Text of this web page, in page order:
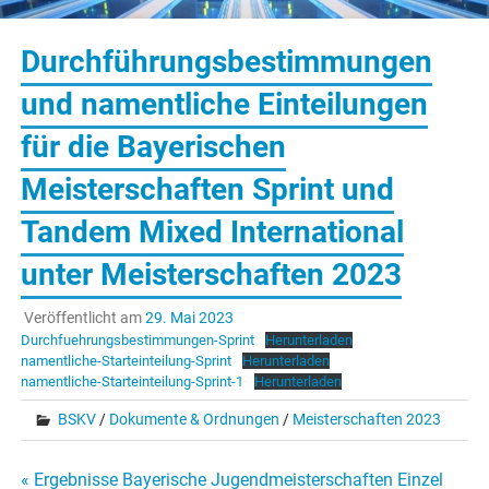
Durchführungsbestimmungen
und namentliche Einteilungen
für die Bayerischen
Meisterschaften Sprint und
Tandem Mixed International
unter Meisterschaften 2023
Veröffentlicht am29. Mai 2023
Durchfuehrungsbestimmungen-Sprint
Herunterladen
namentliche-Starteinteilung-Sprint
Herunterladen
namentliche-Starteinteilung-Sprint-1
Herunterladen
BSKV/ Dokumente & Ordnungen / Meisterschaften 2023
« Ergebnisse Bayerische Jugendmeisterschaften Einzel